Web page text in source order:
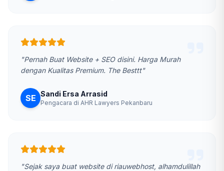
"Pernah Buat Website + SEO disini. Harga Murah
dengan Kualitas Premium. The Besttt"
SE Sandi Ersa Arrasid
Pengacara di AHR Lawyers Pekanbaru
"Sejak saya buat website di riauwebhost, alhamdulillah